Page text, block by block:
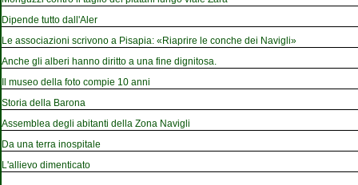
Dipende tutto dall'Aler
Le associazioni scrivono a Pisapia: «Riaprire le conche dei Navigli»
Anche gli alberi hanno diritto a una fine dignitosa.
Il museo della foto compie 10 anni
Storia della Barona
Assemblea degli abitanti della Zona Navigli
Da una terra inospitale
L'allievo dimenticato